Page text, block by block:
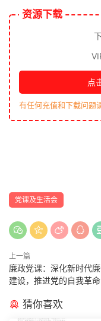
资源下载
点
有任何充值和下载问
党课及生活会
上一篇
廉政党课：深化新时代
建设，推进党的自我革命
猜你喜欢